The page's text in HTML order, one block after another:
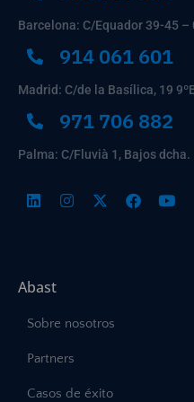
Barcelona: C/Equador 39-45 –
914 061 601
Madrid: C/de la Basílica, 19
971 706 882
Palma: C/Fluvià 1, Bajos
Abast
Sobre nosotros
Partners
Casos de éxito